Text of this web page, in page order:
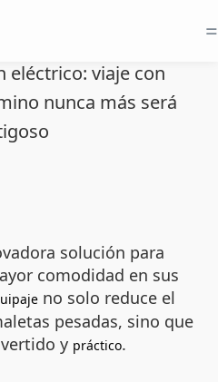
=
eléctrico: viaje con
nunca más será
solución para
comodidad en sus
no solo reduce el
pesadas, sino que
y práctico.